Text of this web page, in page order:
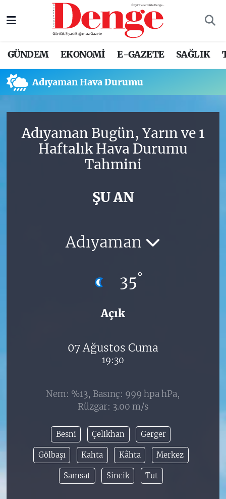
GÜNDEM EKONOMİ E-GAZETE SAĞLIK
Adıyaman Hava Durumu
Adıyaman Bugün, Yarın ve 1
Haftalık Hava Durumu
Tahmini
ŞU AN
Adıyaman
35°
Açık
07 Ağustos Cuma
19:30
Nem: %13, Basınç: 999 hpa hPa,
Rüzgar: 3.00 m/s
Besni Çelikhan Gerger
Gölbaşı Kahta Kâhta Merkez
Samsat Sincik Tut
Nöbetçi Eczaneler
Trafik Durumu
Süper Lig Puan Durumu ve Fikstür
Tüm Manşetler
Son Dakika Haberleri